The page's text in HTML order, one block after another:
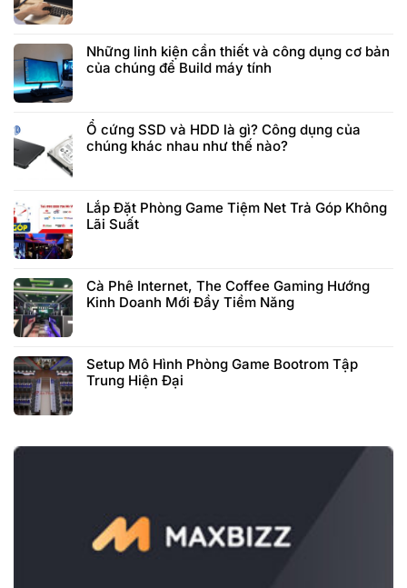
Những linh kiện cần thiết và công dụng cơ bản
của chúng để Build máy tính
Ổ cứng SSD và HDD là gì? Công dụng của
chúng khác nhau như thế nào?
Lắp Đặt Phòng Game Tiệm Net Trả Góp Không
Lãi Suất
Cà Phê Internet, The Coffee Gaming Hướng
Kinh Doanh Mới Đầy Tiềm Năng
Setup Mô Hình Phòng Game Bootrom Tập
Trung Hiện Đại